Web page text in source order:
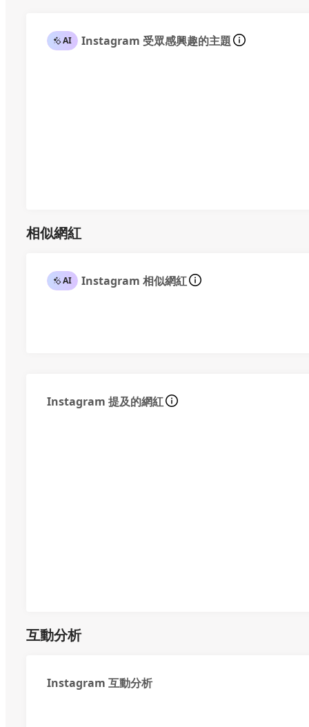
AI Instagram 受眾感興趣的主題
相似網紅
AI Instagram 相似網紅
Instagram 提及的網紅
互動分析
Instagram 互動分析